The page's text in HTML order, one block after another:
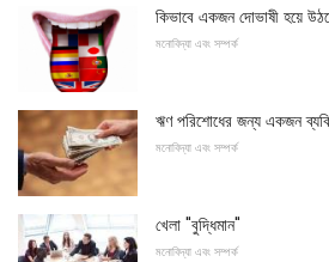
কিভাবে একজন দোভাষী হয়ে
মনোবিদ্যা এবং সম্পর্ক
ঋণ পরিশোধের জন্য একজন
মনোবিদ্যা এবং সম্পর্ক
খেলা "বুদ্ধিমান"
মনোবিদ্যা এবং সম্পর্ক